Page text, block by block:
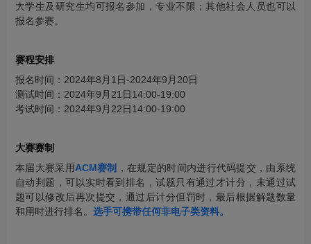
大学生及研究生均可报名参加，专业不限；其他社会人员也可以
报名参赛。
赛程安排
报名时间：2024年8月1日-2024年9月20日
测试时间：2024年9月21日14:00-19:00
考试时间：2024年9月22日14:00-19:00
大赛赛制
本届大赛采用ACM赛制
，在规定的时间内进行代码提交，由系统
自动判题，可以实时看到排名，试题只有通过才计分，未通过试
题可以修改后再次提交，通过后计分但罚时，最后根据解题数量
和用时进行排名。 选手可携带任何非电子类资料。